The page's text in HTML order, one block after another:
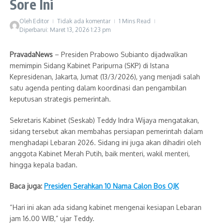
Sore Ini
Oleh Editor Tidak ada komentar
1 Mins Read
Diperbarui: Maret 13, 2026 1:23 pm
PravadaNews – Presiden Prabowo Subianto dijadwalkan
memimpin Sidang Kabinet Paripurna (SKP) di Istana
Kepresidenan, Jakarta, Jumat (13/3/2026), yang menjadi salah
satu agenda penting dalam koordinasi dan pengambilan
keputusan strategis pemerintah.
Sekretaris Kabinet (Seskab) Teddy Indra Wijaya mengatakan,
sidang tersebut akan membahas persiapan pemerintah dalam
menghadapi Lebaran 2026. Sidang ini juga akan dihadiri oleh
anggota Kabinet Merah Putih, baik menteri, wakil menteri,
hingga kepala badan.
Baca juga: Presiden Serahkan 10 Nama Calon Bos OJK
“Hari ini akan ada sidang kabinet mengenai kesiapan Lebaran
jam 16.00 WIB,” ujar Teddy.